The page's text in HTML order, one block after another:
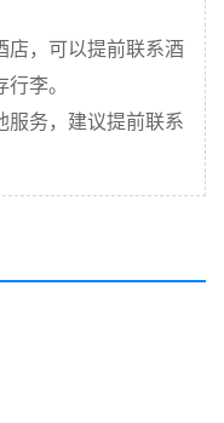
店，可以提前联系酒
李。
服务，建议提前联系